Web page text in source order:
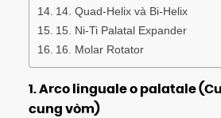
14. Quad-Helix và Bi-Helix
15. Ni-Ti Palatal Expander
16. Molar Rotator
1.Arco linguale o palatale
cung vòm)